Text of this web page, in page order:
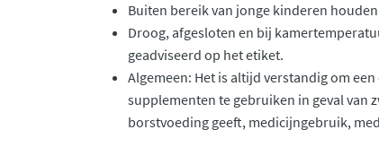
Buiten bereik van jonge kinderen
Droog, afgesloten en bij
geadviseerd op het etiket.
Algemeen: Het is altijd verstandig om
supplementen te gebruiken in geval van
borstvoeding geeft, medicijngebruik,